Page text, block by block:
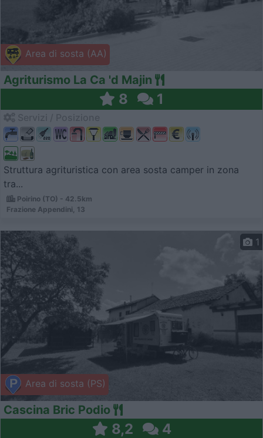
Area di sosta (AA)
Agriturismo La Ca 'd Majin
8 1
Struttura agrituristica con area sosta camper in zona
tra...
Poirino (TO) - 42.5km
Frazione Appendini, 13
Area di sosta (PS)
1
Cascina Bric Podio
8,2 4